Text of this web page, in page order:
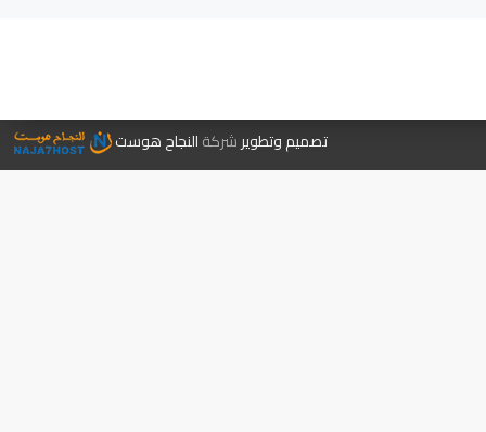
تصميم وتطويرشركةالنجاح هوست